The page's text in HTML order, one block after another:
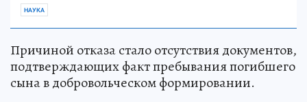
НАУКА
Причиной отказа стало отсутствия документов,
подтверждающих факт пребывания погибшего
сына в добровольческом формировании.